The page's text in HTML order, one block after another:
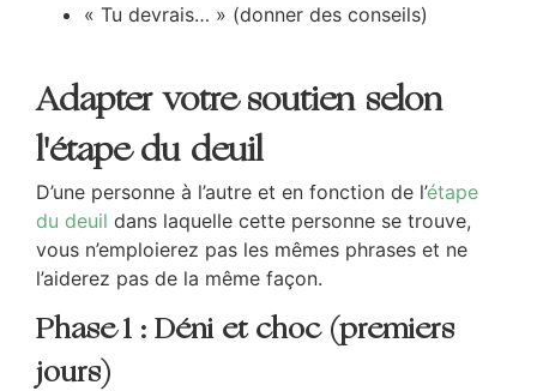
« Tu devrais… » (donner des conseils)
Adapter votre soutien selon
l'étape du deuil
D’une personne à l’autre et en fonction de l’étape
du deuil dans laquelle cette personne se trouve,
vous n’emploierez pas les mêmes phrases et ne
l’aiderez pas de la même façon.
Phase 1 : Déni et choc (premiers
jours)